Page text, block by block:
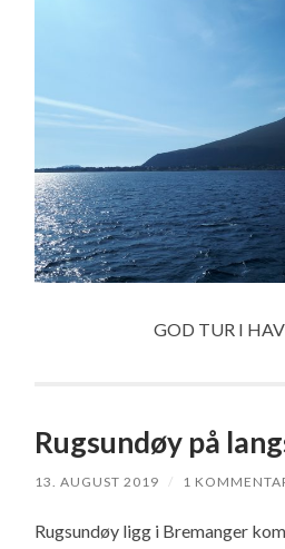
GOD TUR I
Rugsundøy på
13. AUGUST 2019 / 1
Rugsundøy ligg i Bremanger